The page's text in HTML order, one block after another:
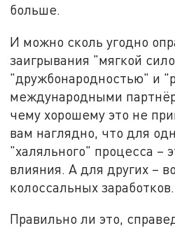
больше.
И можно сколь угодно
заигрывания "мягкой
"дружбонародностью" и
международными
чему хорошему это не
вам наглядно, что для
"халяльного" процесса –
влияния. А для других –
колоссальных заработков.
Правильно ли это,